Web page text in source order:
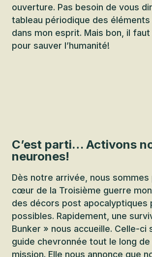
ouverture. Pas besoin de vous
tableau périodique des
dans mon esprit. Mais bon, il faut
pour sauver l’humanité!
C’est parti… Activons
neurones!
Dès notre arrivée, nous sommes
cœur de la Troisième guerre
des décors post apocalyptiques
possibles. Rapidement, une
Bunker » nous accueille. Celle-ci
guide chevronnée tout le long
mission. Elle nous annonce que